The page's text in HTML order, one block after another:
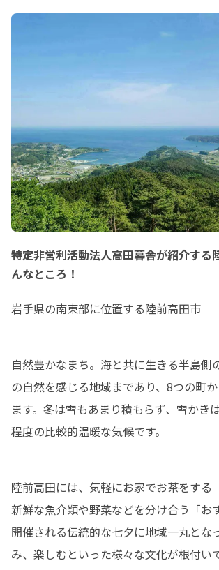
特定非営利活動法人高田暮舎が紹介する
んなところ！
岩手県の南東部に位置する陸前高田市
自然豊かなまち。海と共に生きる半島側
の自然を感じる地域まであり、8つの町
ます。冬は雪もあまり積もらず、雪かき
程度の比較的温暖な気候です。
陸前高田には、気軽にお家でお茶をする
新鮮な魚介類や野菜などを分け合う「お
開催される伝統的な七夕に地域一丸とな
み、楽しむといった様々な文化が根付い